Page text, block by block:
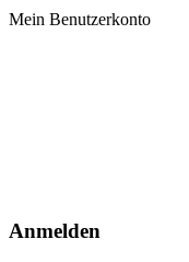
Mein Benutzerkonto
Anmelden